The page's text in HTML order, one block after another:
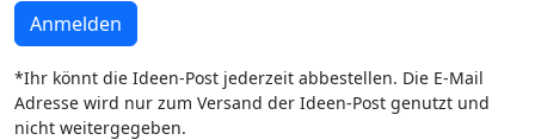
Anmelden
*Ihr könnt die Ideen-Post jederzeit abbestellen. Die E-Mail
Adresse wird nur zum Versand der Ideen-Post genutzt und
nicht weitergegeben.